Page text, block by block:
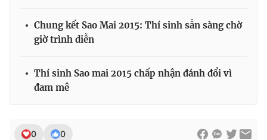
Chung kết Sao Mai 2015: Thí sinh sẵn sàng chờ
giờ trình diễn
Thí sinh Sao mai 2015 chấp nhận đánh đổi vì
đam mê
0 0